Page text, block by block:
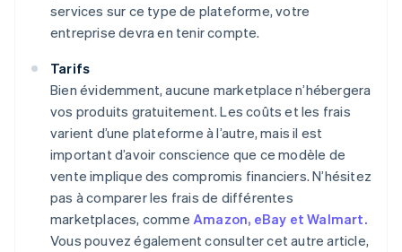
services sur ce type de plateforme, votre
entreprise devra en tenir compte.
Tarifs
Bien évidemment, aucune marketplace n’hébergera
vos produits gratuitement. Les coûts et les frais
varient d’une plateforme à l’autre, mais il est
important d’avoir conscience que ce modèle de
vente implique des compromis financiers. N’hésitez
pas à comparer les frais de différentes
marketplaces, comme Amazon, eBay et Walmart.
Vous pouvez également consulter cet autre article,